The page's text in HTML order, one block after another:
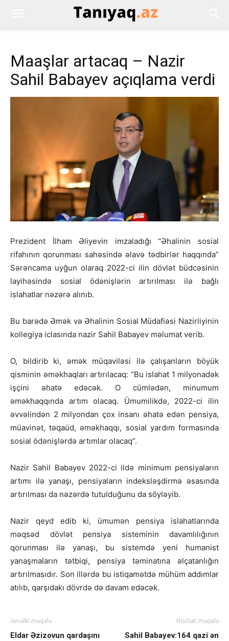
Maaşlar artacaq – Nazir
Sahil Babayev açıqlama verdi
Prezident İlham Əliyevin imzaladığı “Əhalinin sosial
rifahının qorunması sahəsində əlavə tədbirlər haqqında”
Sərəncama uyğun olaraq 2022-ci ilin dövlət büdcəsinin
layihəsində sosial ödənişlərin artırılması ilə bağlı
islahatlar nəzərə alınıb.
Bu barədə Əmək və Əhalinin Sosial Müdafiəsi Nazirliyinin
kollegiya iclasında nazir Sahil Babayev məlumat verib.
O, bildirib ki, əmək müqaviləsi ilə çalışanların böyük
qisminin əməkhaqları artırılacaq: “Bu islahat 1 milyonadək
işçini əhatə edəcək. O cümlədən, minumum
əməkhaqqında artım olacaq. Ümumilikdə, 2022-ci ilin
əvvəlindən 2 milyondan çox insanı əhatə edən pensiya,
müavinət, təqaüd, əməkhaqqı, sosial yardım formasında
sosial ödənişlərdə artımlar olacaq”.
Nazir Sahil Babayev 2022-ci ildə minimum pensiyaların
artımı ilə yanaşı, pensiyaların indeksləşdirmə əsasında
artırılması da nəzərdə tutulduğunu da söyləyib.
Nazir qeyd edib ki, ümumən pensiya islahatlarında
məqsəd dövlət pensiya sisteminin davamlılığının
qorunması ilə yanaşı, bu sistemdə yeni humanist
yanaşmaların tətbiqi, pensiya təminatına əlçatanlığın
artırılmasıdır. Son illərdə bu istiqamətdə mühüm addımlar
atılıb, qarşıdakı dövrdə də davam edəcək.
Əvvəlki məqalə
Eldar Əzizovun qardaşını
Növbəti məqalə
Sahil Babayev:164 qazi ən